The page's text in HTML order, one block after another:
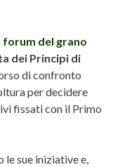
forum del grano
dei Principi di
di confronto
per decidere
fissati con il Primo
sue iniziative e,